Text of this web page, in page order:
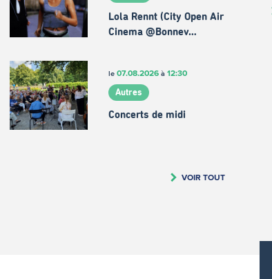
Lola Rennt (City Open Air
Cinema @Bonnev…
le 07.08.2026à 12:30
Autres
Concerts de midi
VOIR TOUT